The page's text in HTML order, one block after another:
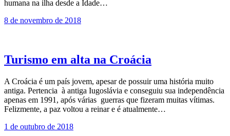
humana na ilha desde a Idade…
8 de novembro de 2018
Turismo em alta na Croácia
A Croácia é um país jovem, apesar de possuir uma história muito
antiga. Pertencia à antiga Iugoslávia e conseguiu sua independência
apenas em 1991, após várias guerras que fizeram muitas vítimas.
Felizmente, a paz voltou a reinar e é atualmente…
1 de outubro de 2018